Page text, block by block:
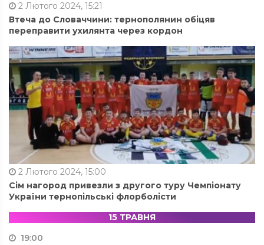
2 Лютого 2024, 15:21
Втеча до Словаччини: тернополянин обіцяв
переправити ухилянта через кордон
2 Лютого 2024, 15:00
Сім нагород привезли з другого туру Чемпіонату
України тернопільські флорболісти
15 ТРАВНЯ
19:00